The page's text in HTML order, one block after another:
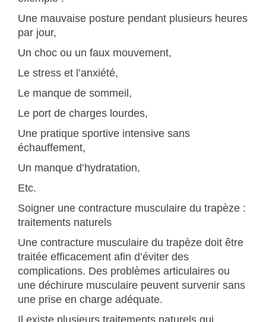
Une mauvaise posture pendant plusieurs heures
par jour,
Un choc ou un faux mouvement,
Le stress et l’anxiété,
Le manque de sommeil,
Le port de charges lourdes,
Une pratique sportive intensive sans
échauffement,
Un manque d’hydratation,
Etc.
Soigner une contracture musculaire du trapèze :
traitements naturels
Une contracture musculaire du trapèze doit être
traitée efficacement afin d’éviter des
complications. Des problèmes articulaires ou
une déchirure musculaire peuvent survenir sans
une prise en charge adéquate.
Il existe plusieurs traitements naturels qui